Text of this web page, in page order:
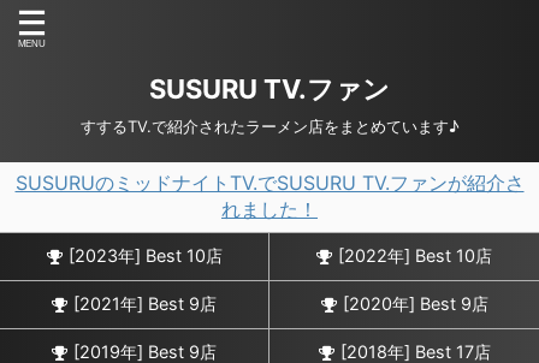
SUSURU TV.ファン
すするTV.で紹介されたラーメン店をまとめています♪
SUSURUのミッドナイトTV.でSUSURU TV.ファンが紹介さ
れました！
[2023年] Best 10店 [2022年] Best 10店
[2021年] Best 9店 [2020年] Best 9店
[2019年] Best 9店 [2018年] Best 17店